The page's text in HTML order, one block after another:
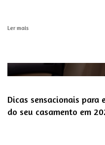
Ler mais
Dicas sensacionais para
do seu casamento em